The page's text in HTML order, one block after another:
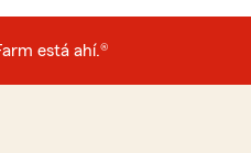
está ahí.®